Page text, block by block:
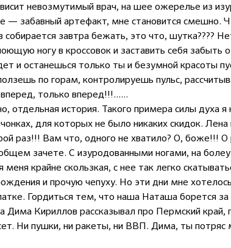
невозмутимый врач, на шее ожерелье из
— забавный артефакт, мне становится смешно.
собирается завтра бежать, это что, шутка????
ногу в кроссовок и заставить себя забыть
и останешься только ты и безумной красоты
по горам, контролируешь пульс,
только вперед!!!......
отдельная история. Такого примера силы духа я
для которых не было никаких скидок.
раз!!! Вам что, одного не хватило? О, боже!!! О
зачете. С изуродованными ногами, на
крайне скользкая, с нее так легко
и прочую чепуху. Но эти дни мне
Гордиться тем, что наша Наташа борется
Дима Кириллов рассказывал про Пермский
Ни пушки, ни ракеты, ни ВВП. Дима, ты потряс